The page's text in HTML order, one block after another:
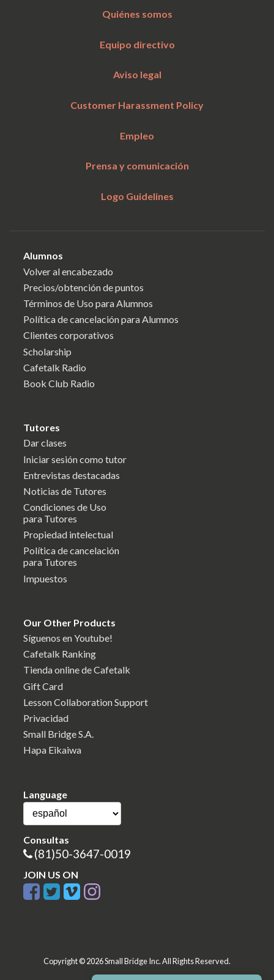
Quiénes somos
Equipo directivo
Aviso legal
Customer Harassment Policy
Empleo
Prensa y comunicación
Logo Guidelines
Alumnos
Volver al encabezado
Precios/obtención de puntos
Términos de Uso para Alumnos
Política de cancelación para Alumnos
Clientes corporativos
Scholarship
Cafetalk Radio
Book Club Radio
Tutores
Dar clases
Iniciar sesión como tutor
Entrevistas destacadas
Noticias de Tutores
Condiciones de Uso
para Tutores
Propiedad intelectual
Política de cancelación
para Tutores
Impuestos
Our Other Products
Síguenos en Youtube!
Cafetalk Ranking
Tienda online de Cafetalk
Gift Card
Lesson Collaboration Support
Privacidad
Small Bridge S.A.
Hapa Eikaiwa
Language
Consultas
(81)50-3647-0019
JOIN US ON
Copyright © 2026 Small Bridge Inc. All Rights Reserved.